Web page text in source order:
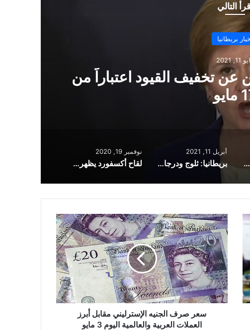
التالي
ثلوج ودرجات حرارة منخفضة مع إعادة فتح
المطاعم والمحلات التجارية
رئيسة وزراء اسكتلندا تعلن عن تخفيف القيود اعتباراً من 17 مايو
أبريل 11, 2021
بريطانيا: ثلوج ودرجات حرارة منخفضة مع إعادة فتح المطاعم والمحلات التجارية
نوفمبر 19, 2020
لقاح أكسفورد يظهر استجابة مناعية مشجعة لدى كبار السن
سعر
صرف
الجنيه
الإسترليني
مقابل
أبرز
العملات
العربية
والعالمية
سعر صرف الجنيه الإسترليني مقابل أبرز
العملات العربية والعالمية اليوم 3 مايو